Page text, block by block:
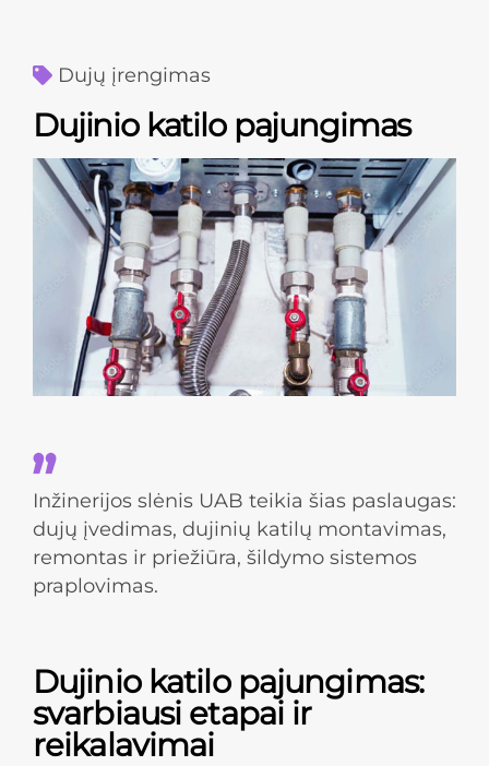
Dujų įrengimas
Dujinio katilo pajungimas
Inžinerijos slėnis UAB teikia šias paslaugas:
dujų įvedimas, dujinių katilų montavimas,
remontas ir priežiūra, šildymo sistemos
praplovimas.
Dujinio katilo pajungimas:
svarbiausi etapai ir
reikalavimai